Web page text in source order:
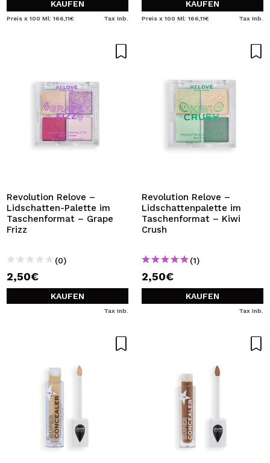
KAUFEN
Preis x 100 Ml: 166,11€ Tax Inb.
KAUFEN
Preis x 100 Ml: 166,11€ Tax Inb.
Revolution Relove –
Lidschatten-Palette im
Taschenformat – Grape
Frizz
(0)
2,50€
KAUFEN
Tax Inb.
Revolution Relove –
Lidschattenpalette im
Taschenformat – Kiwi
Crush
(1)
2,50€
KAUFEN
Tax Inb.